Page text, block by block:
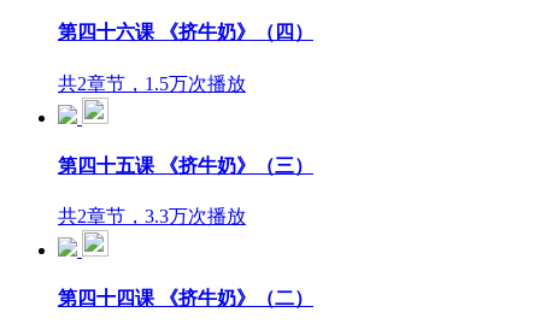
第四十六课 《挤牛奶》（四）
共2章节，1.5万次播放
第四十五课 《挤牛奶》（三）
共2章节，3.3万次播放
第四十四课 《挤牛奶》（二）